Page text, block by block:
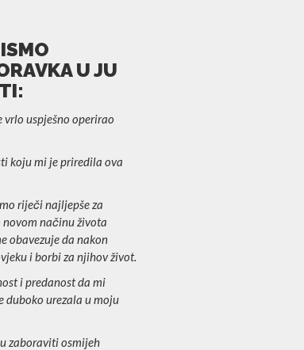
U JU
vrlo uspješno operirao
koju mi je priredila ova
riječi najljepše za
načinu života
obavezuje da nakon
i borbi za njihov život.
i predanost da mi
duboko urezala u moju
zaboraviti osmijeh